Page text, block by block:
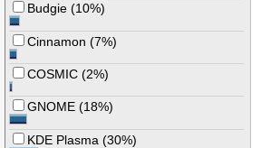
Budgie (10%)
Cinnamon (7%)
COSMIC (2%)
GNOME (18%)
KDE Plasma (30%)